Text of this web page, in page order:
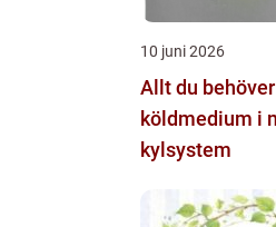
10 juni 2026
Allt du
köldmedium i
kylsystem